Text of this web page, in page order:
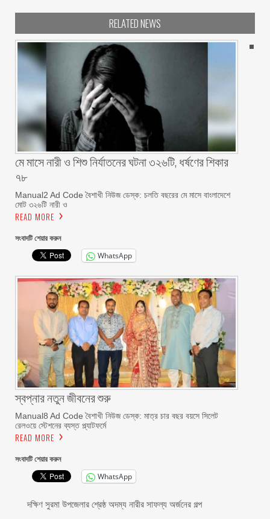
RELATED NEWS
মে মাসে নারী ও শিশু নির্যাতনের ঘটনা ৩২৬টি, ধর্ষণের শিকার
৭৮
Manual2 Ad Code বৈশাখী নিউজ ডেস্ক: চলতি বছরের মে মাসে বাংলাদেশে
মোট ৩২৬টি নারী ও
READ MORE
সংবাদটি শেয়ার করুন
WhatsApp
স্বপ্নার নতুন জীবনের শুরু
Manual8 Ad Code বৈশাখী নিউজ ডেস্ক: মাত্র চার বছর বয়সে সিলেট
রেলওয়ে স্টেশনের ব্যস্ত প্ল্যাটফর্মে
READ MORE
সংবাদটি শেয়ার করুন
WhatsApp
দক্ষিণ সুরমা উপজেলার শ্রেষ্ঠ অদম্য নারীর সাফল্য অর্জনের গল্প